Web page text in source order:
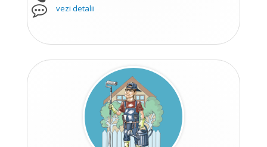
vezi detalii